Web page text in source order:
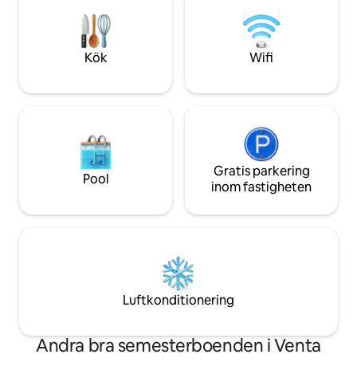
tror att anslutande från enheter är
nyckeln för verklig anslutning till
omgivningen.
högljudda fester
Kök Wifi
Pool
Gratis parkering
inom fastigheten
Luftkonditionering
Andra bra semesterboenden i Venta